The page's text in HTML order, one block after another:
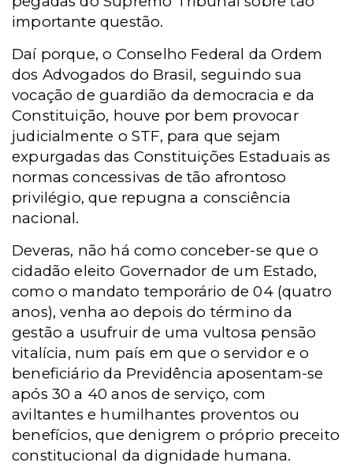
importante questão.
Daí porque, o Conselho Federal da Ordem
dos Advogados do Brasil, seguindo sua
vocação de guardião da democracia e da
Constituição, houve por bem provocar
judicialmente o STF, para que sejam
expurgadas das Constituições Estaduais as
normas concessivas de tão afrontoso
privilégio, que repugna a consciência
nacional.
Deveras, não há como conceber-se que o
cidadão eleito Governador de um Estado,
como o mandato temporário de 04 (quatro
anos), venha ao depois do término da
gestão a usufruir de uma vultosa pensão
vitalícia, num país em que o servidor e o
beneficiário da Previdência aposentam-se
após 30 a 40 anos de serviço, com
aviltantes e humilhantes proventos ou
benefícios, que denigrem o próprio preceito
constitucional da dignidade humana.